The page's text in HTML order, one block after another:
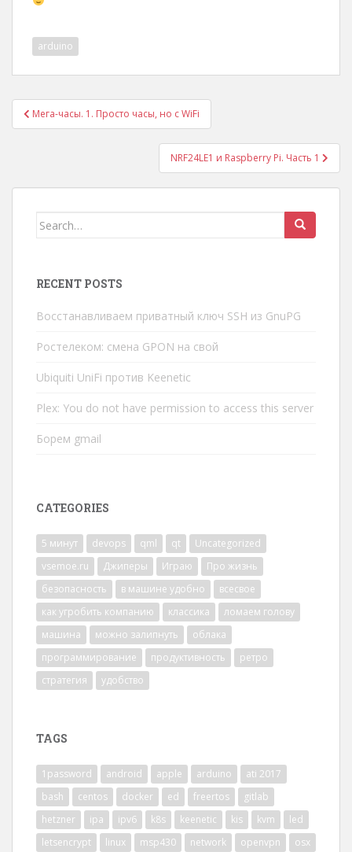
arduino
Post
navigation
Мега-часы. 1. Просто часы, но с WiFi
NRF24LE1 и Raspberry Pi. Часть 1
Search
RECENT POSTS
Восстанавливаем приватный ключ SSH из GnuPG
Ростелеком: смена GPON на свой
Ubiquiti UniFi против Keenetic
Plex: You do not have permission to access this server
Борем gmail
CATEGORIES
5 минут devops qml qt
Uncategorized
vsemoe.ru
Джиперы Играю
Про жизнь
безопасность
в машине удобно
всесвое
как угробить компанию
классика
ломаем голову
машина
можно залипнуть
облака
программирование
продуктивность
ретро
стратегия
удобство
TAGS
1password android apple arduino
ati 2017
bash
centos docker ed freertos
gitlab
hetzner
ipa ipv6 k8s keenetic kis kvm
led
letsencrypt
linux msp430 network openvpn
osx